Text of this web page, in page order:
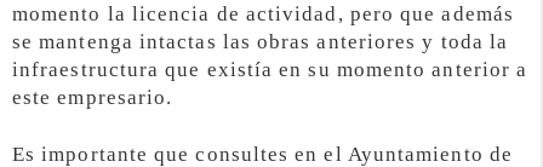
momento la licencia de actividad, pero que además
se mantenga intactas las obras anteriores y toda la
infraestructura que existía en su momento anterior a
este empresario.
Es importante que consultes en el Ayuntamiento de